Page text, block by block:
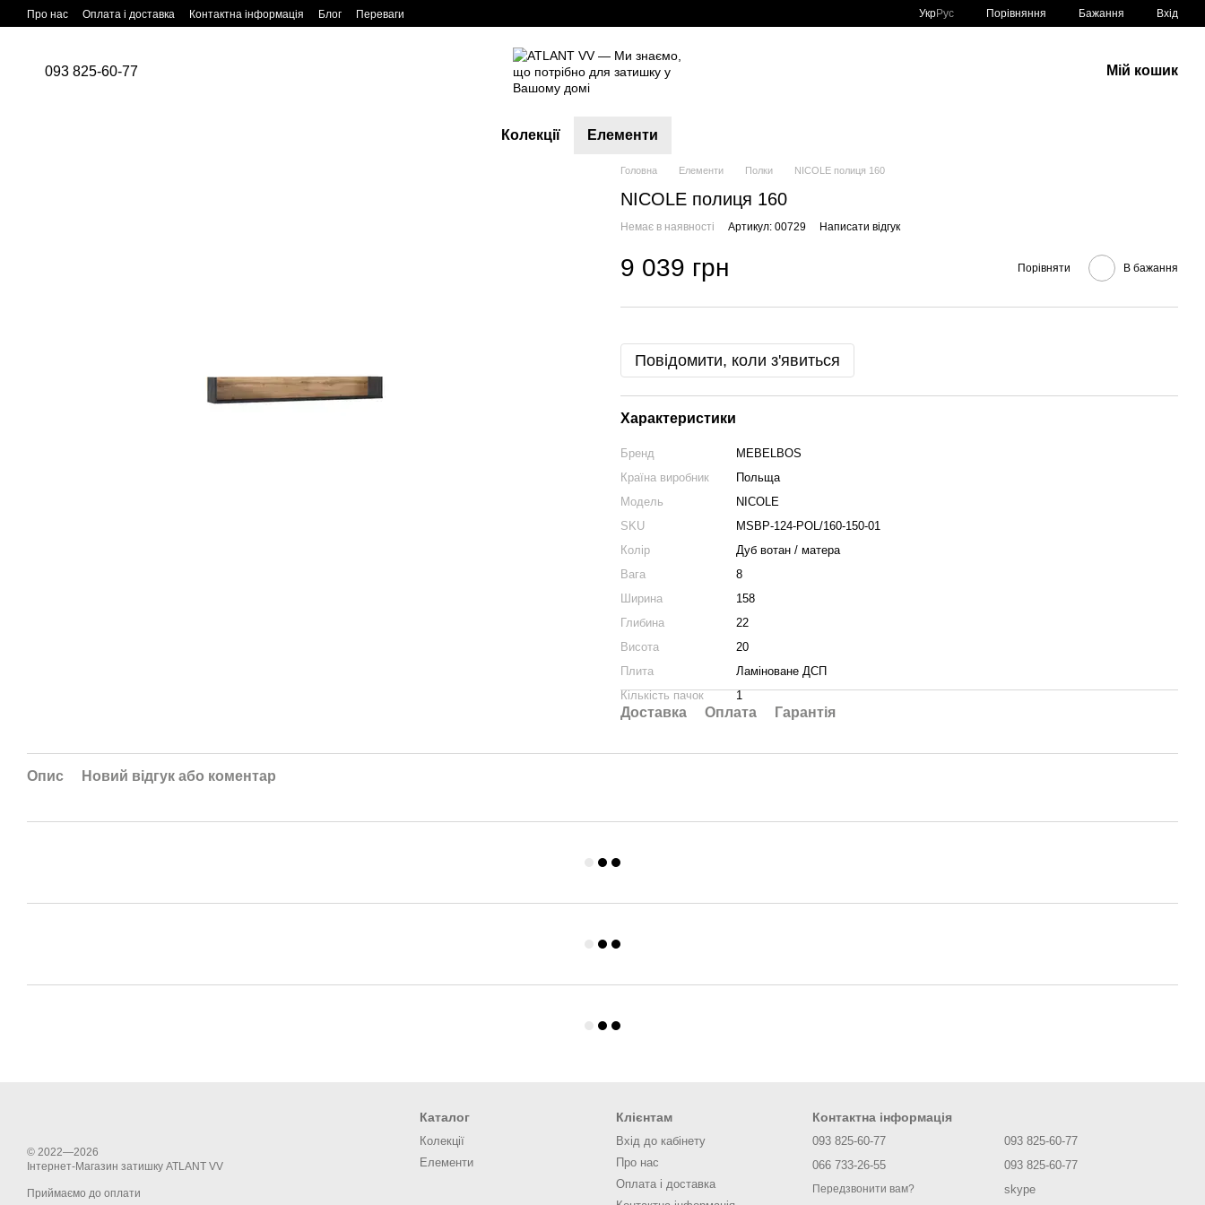
Перейти до основного контенту
Про нас Оплата і доставка Контактна інформація Блог Переваги УкрРус Порівняння Бажання Вхід
093 825-60-77 Мій кошик
Колекції Елементи
Головна Елементи Полки NICOLE полиця 160
NICOLE полиця 160
Немає в наявності Артикул: 00729 Написати відгук
9 039 грн Порівняти В бажання
Повідомити, коли з'явиться
Характеристики
Бренд
MEBELBOS
Країна виробник
Польща
Модель
NICOLE
SKU
MSBP-124-POL/160-150-01
Колір
Дуб вотан / матера
Вага
8
Ширина
158
Глибина
22
Висота
20
Плита
Ламіноване ДСП
Кількість пачок
1
Доставка Оплата Гарантія
Опис Новий відгук або коментар
© 2022—2026
Інтернет-Магазин затишку ATLANT VV
Приймаємо до оплати
Каталог
Колекції
Елементи
Клієнтам
Вхід до кабінету
Про нас
Оплата і доставка
Контактна інформація
093 825-60-77
066 733-26-55
Передзвонити вам?
093 825-60-77
093 825-60-77
skype